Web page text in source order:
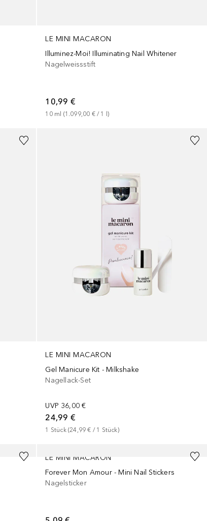
LE MINI MACARON
Illuminez-Moi! Illuminating Nail Whitener
Nagelweissstift
10,99 €
10 ml (1.099,00 € / 1 l)
LE MINI MACARON
Gel Manicure Kit - Milkshake
Nagellack-Set
UVP 36,00 €
24,99 €
1 Stück (24,99 € / 1 Stück)
LE MINI MACARON
Forever Mon Amour - Mini Nail Stickers
Nagelsticker